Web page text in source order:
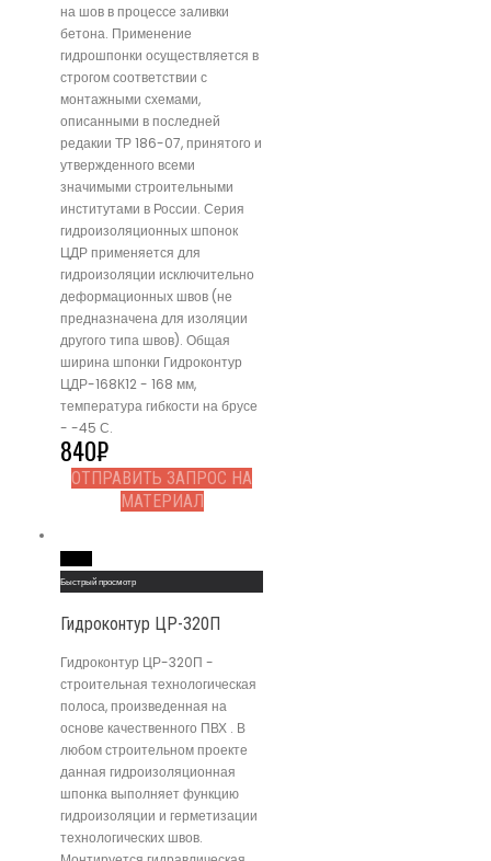
на шов в процессе заливки
бетона. Применение
гидрошпонки осуществляется в
строгом соответствии с
монтажными схемами,
описанными в последней
редакии ТР 186-07, принятого и
утвержденного всеми
значимыми строительными
институтами в России. Серия
гидроизоляционных шпонок
ЦДР применяется для
гидроизоляции исключительно
деформационных швов (не
предназначена для изоляции
другого типа швов). Общая
ширина шпонки Гидроконтур
ЦДР-168К12 - 168 мм,
температура гибкости на брусе
- -45 С.
840₽
ОТПРАВИТЬ ЗАПРОС НА
МАТЕРИАЛ
Быстрый просмотр
Гидроконтур ЦР-320П
Гидроконтур ЦР-320П -
строительная технологическая
полоса, произведенная на
основе качественного ПВХ . В
любом строительном проекте
данная гидроизоляционная
шпонка выполняет функцию
гидроизоляции и герметизации
технологических швов.